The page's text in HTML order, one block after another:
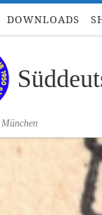
DOWNLOADS